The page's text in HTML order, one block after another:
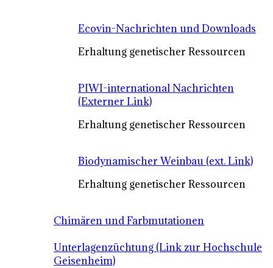
Ecovin-Nachrichten und Downloads
Erhaltung genetischer Ressourcen
PIWI-international Nachrichten
(Externer Link)
Erhaltung genetischer Ressourcen
Biodynamischer Weinbau (ext. Link)
Erhaltung genetischer Ressourcen
Chimären und Farbmutationen
Unterlagenzüchtung (Link zur Hochschule
Geisenheim)